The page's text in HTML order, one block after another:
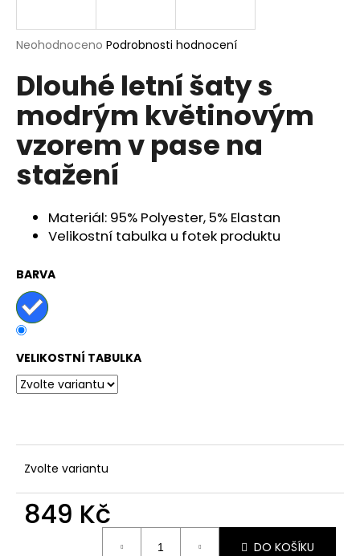
Průměrné
produktu
je
5
hvězdiček.
Neohodnoceno Podrobnosti hodnocení
Dlouhé letní šaty s
modrým květinovým
vzorem v pase na
stažení
Materiál: 95% Polyester, 5% Elastan
Velikostní tabulka u fotek produktu
BARVA
VELIKOSTNÍ TABULKA
Zvolte variantu
849 Kč
DO KOŠÍKU
j
t
?
o
p
o
r
č
u
j
e
DÁMSKÉ
DVOUDÍLNÉ
PRUHOVANÉ